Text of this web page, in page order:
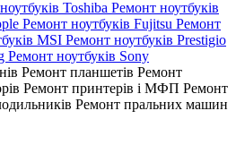
Toshiba Ремонт ноутбуків
Ремонт ноутбуків Fujitsu Ремонт
MSI Ремонт ноутбуків Prestigio
Ремонт ноутбуків Sony
Ремонт планшетів Ремонт
Ремонт принтерів і МФП Ремонт
Ремонт пральних машин